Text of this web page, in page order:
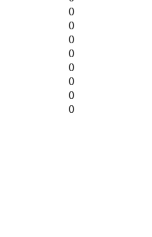
0
0
0
0
0
0
0
0